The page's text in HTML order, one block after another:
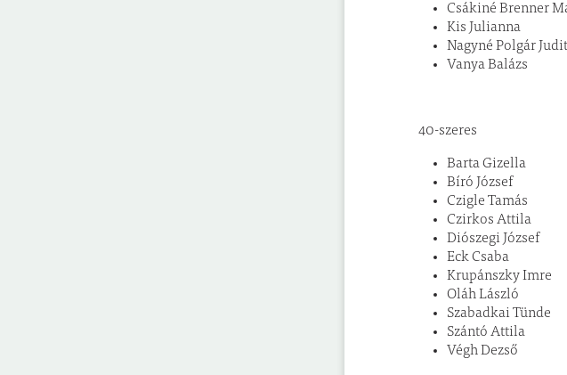
Csákiné Brenner
Kis Julianna
Nagyné Polgár Judit
Vanya Balázs
40-szeres
Barta Gizella
Bíró József
Czigle Tamás
Czirkos Attila
Diószegi József
Eck Csaba
Krupánszky Imre
Oláh László
Szabadkai Tünde
Szántó Attila
Végh Dezső